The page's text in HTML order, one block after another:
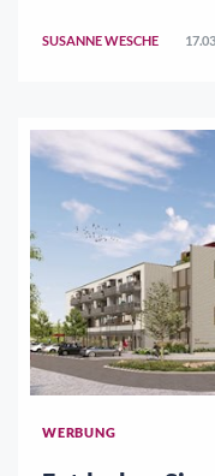
SUSANNE WESCHE
WERBUNG